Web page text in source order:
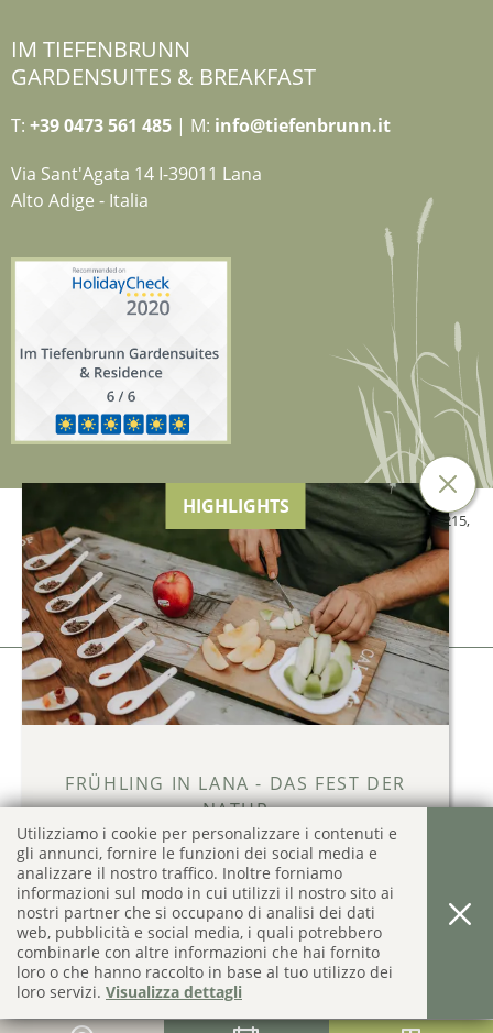
Utilizziamo i cookie per personalizzare i contenuti e
gli annunci, fornire le funzioni dei social media e
analizzare il nostro traffico. Inoltre forniamo
informazioni sul modo in cui utilizzi il nostro sito ai
nostri partner che si occupano di analisi dei dati
web, pubblicità e social media, i quali potrebbero
combinarle con altre informazioni che hai fornito
loro o che hanno raccolto in base al tuo utilizzo dei
loro servizi. Visualizza dettagli
IM TIEFENBRUNN
GARDENSUITES & BREAKFAST
T: +39 0473 561 485 | M: info@tiefenbrunn.it
Via Sant'Agata 14 I-39011 Lana
Alto Adige - Italia
© 2026 Hotel Tiefenbrunn der Genetti Doris,MwSt.-Nr. 02634840215,
CIN: IT021041A13XFXM5JR
Colophon
Privacy & Cookies
produced by
HIGHLIGHTS
FRÜHLING IN LANA - DAS FEST DER
NATUR
01.04.2026-30.04.2026
Lana verbindet. Frühling und Feste. Südtirol im
Frühling ist ein Fest für die Sinne.
FRÜHLINGS ANGEBOTE IN LANA 2026